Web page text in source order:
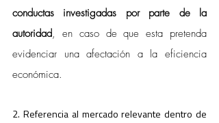
conductas investigadas por parte de la
autoridad, en caso de que esta pretenda
evidenciar una afectación a la eficiencia
económica.
2. Referencia al mercado relevante dentro de